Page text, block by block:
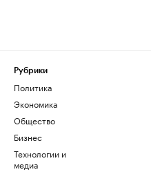
Рубрики
Политика
Экономика
Общество
Бизнес
Технологии и
медиа